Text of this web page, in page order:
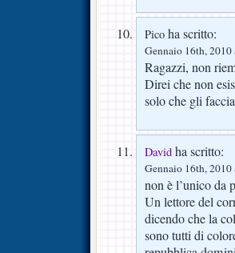
Pico ha scritto:
Gennaio 16th, 2010
Ragazzi, non
Direi che non
solo che gli
David ha scritto:
Gennaio 16th,
non è l’unico da
Un lettore del
dicendo che la
sono tutti di